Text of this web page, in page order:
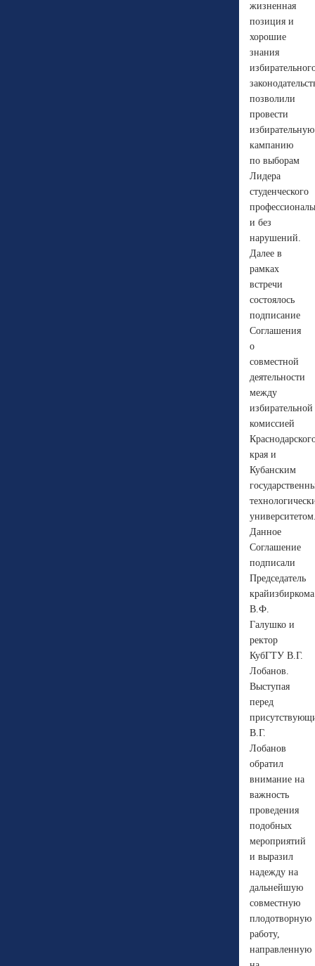
жизненная
позиция и
хорошие
знания
позволили
провести
избирательную
кампанию
по выборам
Лидера
студенческого
и без
нарушений.
Далее в
рамках
встречи
состоялось
подписание
Соглашения
о
совместной
деятельности
между
избирательной
комиссией
края и
Кубанским
Данное
Соглашение
подписали
Председатель
крайизбиркома
В.Ф.
Галушко и
ректор
КубГТУ В.Г.
Лобанов.
Выступая
перед
В.Г.
Лобанов
обратил
внимание на
важность
проведения
подобных
мероприятий
и выразил
надежду на
дальнейшую
совместную
плодотворную
работу,
направленную